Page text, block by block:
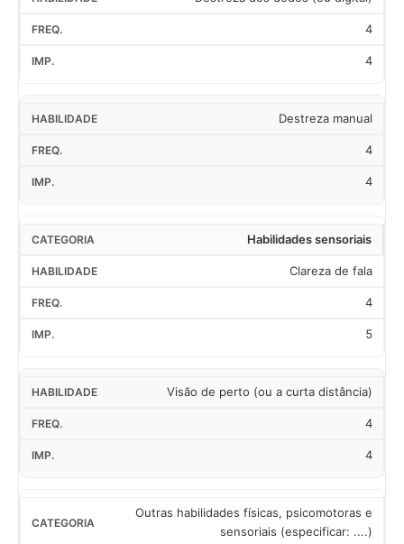
4
4
Destreza manual
4
4
Habilidades sensoriais
Clareza de fala
4
5
Visão de perto (ou a curta distância)
4
4
Outras habilidades físicas, psicomotoras e
sensoriais (especificar: ....)